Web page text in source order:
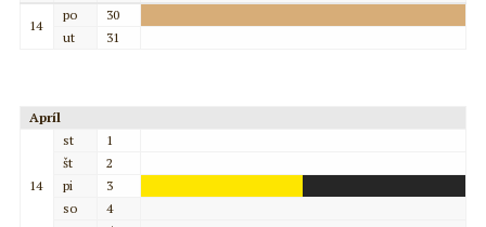
14
po
30
ut
31
Apríl
14
st
1
št
2
pi
3
so
4